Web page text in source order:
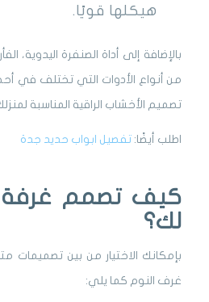
هيكلها قويًا.
بالإضافة إلى أداة الصنفرة اليدوية،
من أنواع الأدوات التي تختلف في
تصميم الأخشاب الراقية المناسبة
اطلب أيضًا: تفصيل ابواب حديد جدة
كيف تصمم غرفة
لك؟
بإمكانك الاختيار من بين تصميمات
غرف النوم كما يلي: